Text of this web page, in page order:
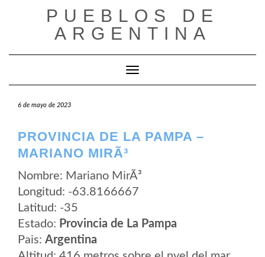
PUEBLOS DE
ARGENTINA
Cambiar modo de navegación
6 de mayo de 2023
PROVINCIA DE LA PAMPA –
MARIANO MIRÃ³
Nombre: Mariano MirÃ³
Longitud: -63.8166667
Latitud: -35
Estado: Provincia de La Pampa
Pais: Argentina